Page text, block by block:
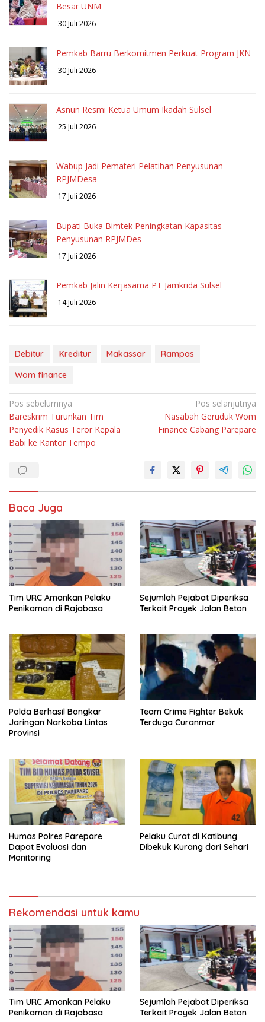
Besar UNM
30 Juli 2026
Pemkab Barru Berkomitmen Perkuat Program JKN
30 Juli 2026
Asnun Resmi Ketua Umum Ikadah Sulsel
25 Juli 2026
Wabup Jadi Pemateri Pelatihan Penyusunan
RPJMDesa
17 Juli 2026
Bupati Buka Bimtek Peningkatan Kapasitas
Penyusunan RPJMDes
17 Juli 2026
Pemkab Jalin Kerjasama PT Jamkrida Sulsel
14 Juli 2026
Debitur Kreditur Makassar
Rampas
Wom finance
Navigasi
pos
Pos sebelumnya
Bareskrim Turunkan Tim
Penyedik Kasus Teror Kepala
Babi ke Kantor Tempo
Pos selanjutnya
Nasabah Geruduk Wom
Finance Cabang Parepare
Baca Juga
Tim URC Amankan Pelaku
Penikaman di Rajabasa
Sejumlah Pejabat Diperiksa
Terkait Proyek Jalan Beton
Polda Berhasil Bongkar
Jaringan Narkoba Lintas
Provinsi
Team Crime Fighter Bekuk
Terduga Curanmor
Humas Polres Parepare
Dapat Evaluasi dan
Monitoring
Pelaku Curat di Katibung
Dibekuk Kurang dari Sehari
Rekomendasi untuk kamu
Tim URC Amankan Pelaku
Penikaman di Rajabasa
Sejumlah Pejabat Diperiksa
Terkait Proyek Jalan Beton